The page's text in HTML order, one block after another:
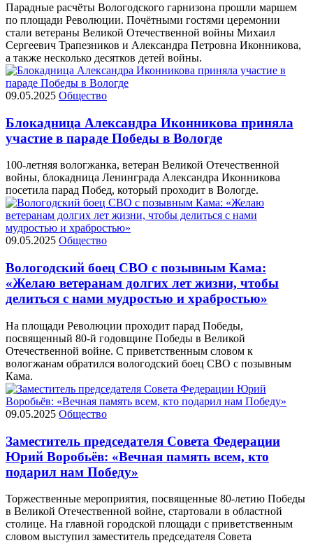
Парадные расчёты Вологодского гарнизона прошли маршем
по площади Революции. Почётными гостями церемонии
стали ветераны Великой Отечественной войны Михаил
Сергеевич Трапезников и Александра Петровна Иконникова,
а также несколько десятков детей войны.
09.05.2025 Общество
Блокадница Александра Иконникова приняла
участие в параде Победы в Вологде
100-летняя вологжанка, ветеран Великой Отечественной
войны, блокадница Ленинграда Александра Иконникова
посетила парад Побед, который проходит в Вологде.
09.05.2025 Общество
Вологодский боец СВО с позывным Кама:
«Желаю ветеранам долгих лет жизни, чтобы
делиться с нами мудростью и храбростью»
На площади Революции проходит парад Победы,
посвященный 80-й годовщине Победы в Великой
Отечественной войне. С приветственным словом к
вологжанам обратился вологодский боец СВО с позывным
Кама.
09.05.2025 Общество
Заместитель председателя Совета Федерации
Юрий Воробьёв: «Вечная память всем, кто
подарил нам Победу»
Торжественные мероприятия, посвященные 80-летию Победы
в Великой Отечественной войне, стартовали в областной
столице. На главной городской площади с приветственным
словом выступил заместитель председателя Совета